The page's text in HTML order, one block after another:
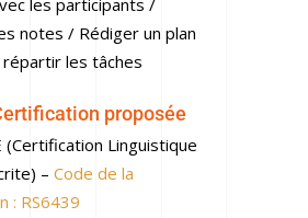
les participants /
notes / Rédiger un plan
répartir les tâches
proposée
(Certification Linguistique
– Code de la
: RS6439